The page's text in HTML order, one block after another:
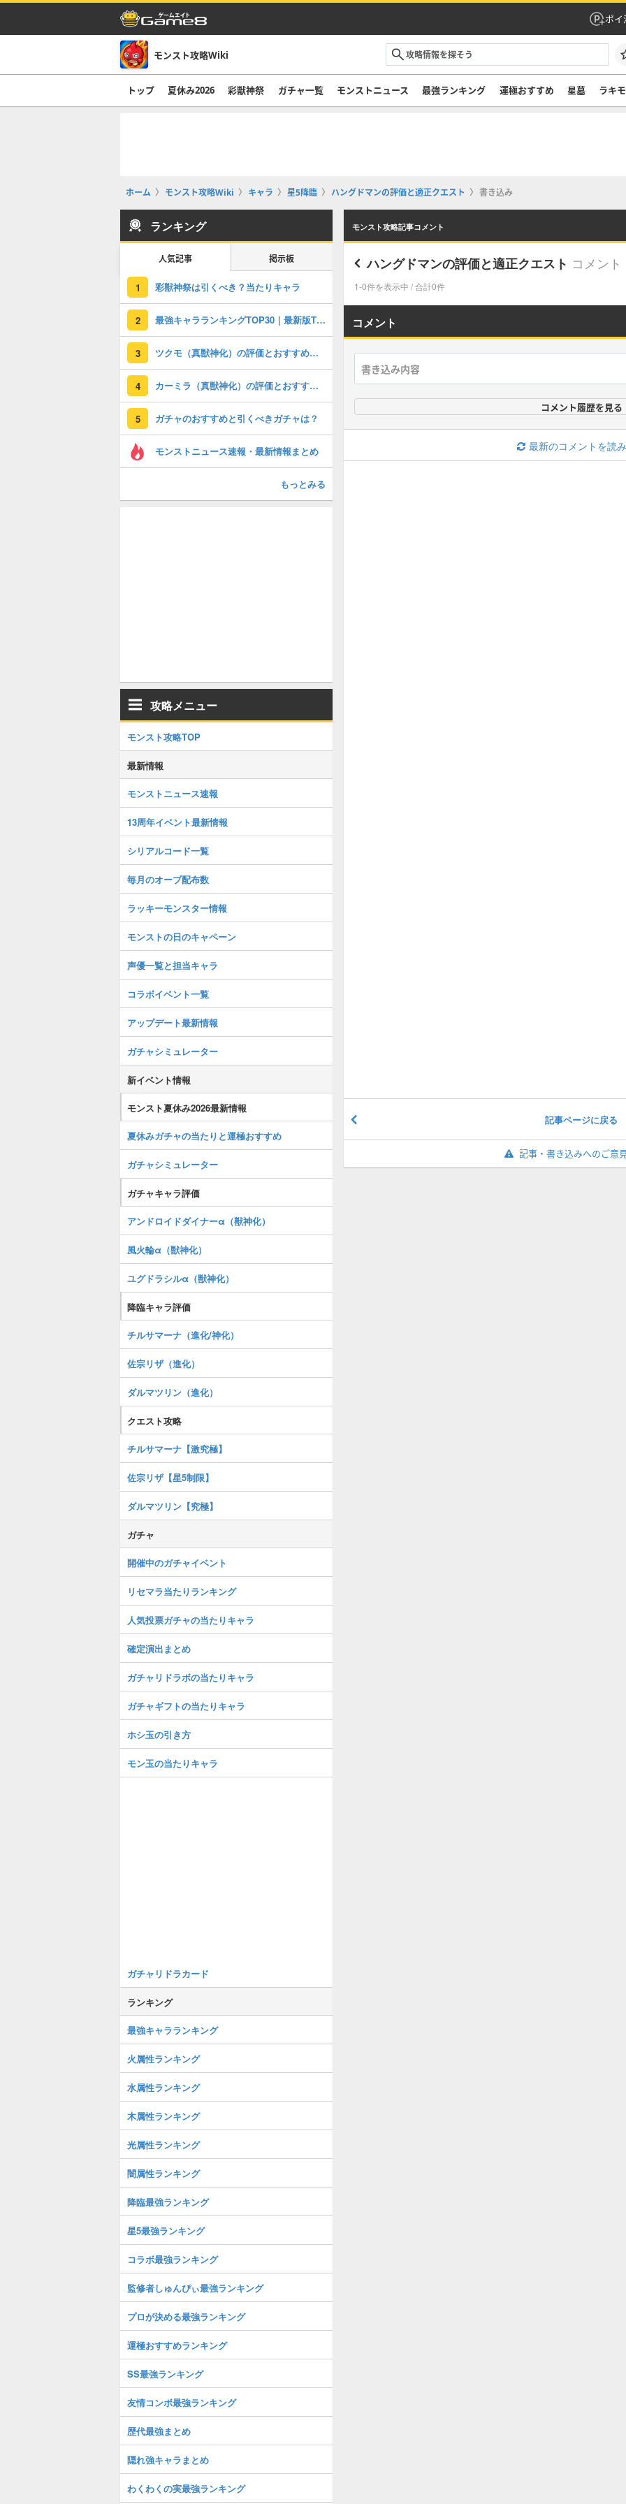
ポイ
モンスト攻略Wiki
トップ 夏休み2026 彩獣神祭 ガチャ一覧 モンストニュース 最強ランキング 運極おすすめ 星墓 ラキ
ホーム モンスト攻略Wiki キャラ 星5降臨 ハングドマンの評価と適正クエスト 書き込み
モンスト攻略記事コメント
ハングドマンの評価と適正クエスト コメント
1-0件を表示中 / 合計0件
コメント
コメント履歴を見る
最新のコメントを読
記事ページに戻る
記事・書き込みへのご意
ランキング
人気記事 掲示板
1 彩獣神祭は引くべき？当たりキャラ
2 最強キャラランキングTOP30｜最新版Tier
3 ツクモ（真獣神化）の評価とおすすめのわくわくの実
4 カーミラ（真獣神化）の評価とおすすめのわくわくの実
5 ガチャのおすすめと引くべきガチャは？
モンストニュース速報・最新情報まとめ
もっとみる
攻略メニュー
モンスト攻略TOP
最新情報
モンストニュース速報
13周年イベント最新情報
シリアルコード一覧
毎月のオーブ配布数
ラッキーモンスター情報
モンストの日のキャペーン
声優一覧と担当キャラ
コラボイベント一覧
アップデート最新情報
ガチャシミュレーター
新イベント情報
モンスト夏休み2026最新情報
夏休みガチャの当たりと運極おすすめ
ガチャシミュレーター
ガチャキャラ評価
アンドロイドダイナーα（獣神化）
風火輪α（獣神化）
ユグドラシルα（獣神化）
降臨キャラ評価
チルサマーナ（進化/神化）
佐宗リザ（進化）
ダルマツリン（進化）
クエスト攻略
チルサマーナ【激究極】
佐宗リザ【星5制限】
ダルマツリン【究極】
ガチャ
開催中のガチャイベント
リセマラ当たりランキング
人気投票ガチャの当たりキャラ
確定演出まとめ
ガチャリドラボの当たりキャラ
ガチャギフトの当たりキャラ
ホシ玉の引き方
モン玉の当たりキャラ
ガチャリドラカード
ランキング
最強キャラランキング
火属性ランキング
水属性ランキング
木属性ランキング
光属性ランキング
闇属性ランキング
降臨最強ランキング
星5最強ランキング
コラボ最強ランキング
監修者しゅんぴぃ最強ランキング
プロが決める最強ランキング
運極おすすめランキング
SS最強ランキング
友情コンボ最強ランキング
歴代最強まとめ
隠れ強キャラまとめ
わくわくの実最強ランキング